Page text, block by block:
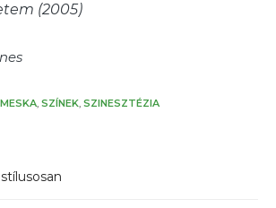
(2005)
MESKA, SZÍNEK, SZINESZTÉZIA